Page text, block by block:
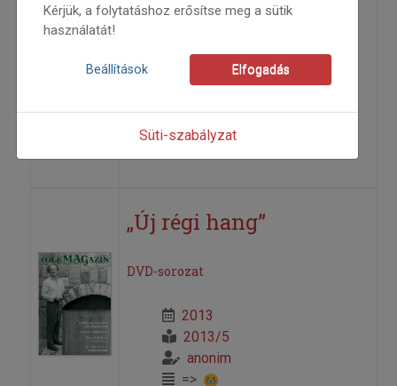
fesztivál története)
1997/3
Füleki Sarolta
„Új régi hang”
DVD-sorozat
2013
2013/5
anonim
=>
Kérjük, a folytatáshoz erősítse meg a sütik
használatát!
Beállítások Elfogadás
Süti-szabályzat